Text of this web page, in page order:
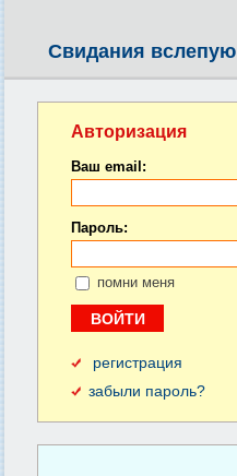
Свидания вслепую
Авторизация
Ваш email:
Пароль:
помни меня
регистрация
забыли пароль?